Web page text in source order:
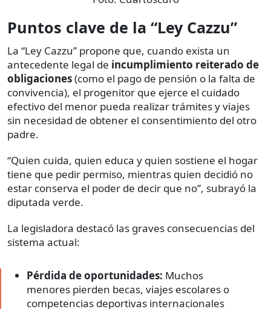
Puntos clave de la “Ley Cazzu”
La “Ley Cazzu” propone que, cuando exista un
antecedente legal de incumplimiento reiterado de
obligaciones(como el pago de pensión o la falta de
convivencia), el progenitor que ejerce el cuidado
efectivo del menor pueda realizar trámites y viajes
sin necesidad de obtener el consentimiento del otro
padre.
“Quien cuida, quien educa y quien sostiene el hogar
tiene que pedir permiso, mientras quien decidió no
estar conserva el poder de decir que no”, subrayó la
diputada verde.
La legisladora destacó las graves consecuencias del
sistema actual:
Pérdida de oportunidades: Muchos
menores pierden becas, viajes escolares o
competencias deportivas internacionales